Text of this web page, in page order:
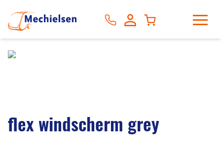
flex windscherm grey